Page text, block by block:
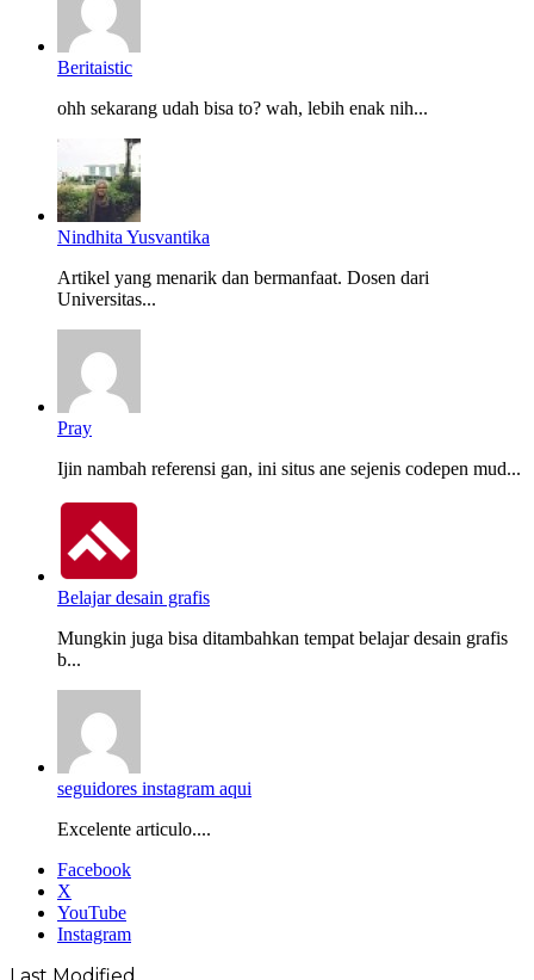
Beritaistic
ohh sekarang udah bisa to? wah, lebih enak nih...
Nindhita Yusvantika
Artikel yang menarik dan bermanfaat. Dosen dari
Universitas...
Pray
Ijin nambah referensi gan, ini situs ane sejenis codepen mud...
Belajar desain grafis
Mungkin juga bisa ditambahkan tempat belajar desain grafis
b...
seguidores instagram aqui
Excelente articulo....
Facebook
X
YouTube
Instagram
Last Modified